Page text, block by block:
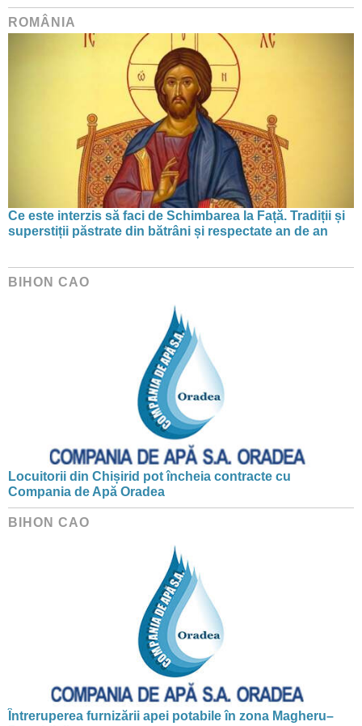
ROMÂNIA
Ce este interzis să faci de Schimbarea la Față. Tradiții și
superstiții păstrate din bătrâni și respectate an de an
BIHON CAO
Locuitorii din Chișirid pot încheia contracte cu
Compania de Apă Oradea
BIHON CAO
Întreruperea furnizării apei potabile în zona Magheru–